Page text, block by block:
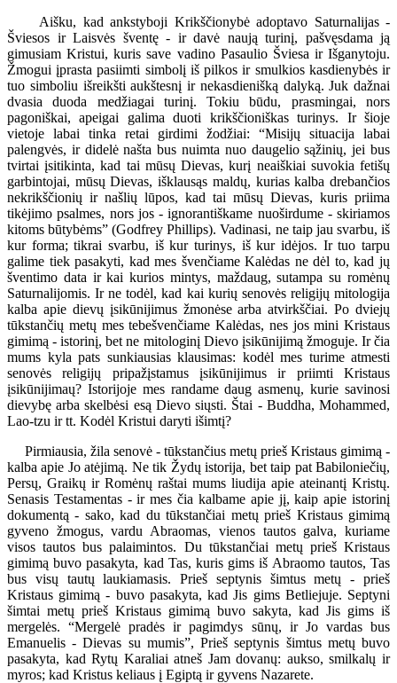
Aišku, kad ankstyboji Krikščionybė adoptavo Saturnalijas -
Šviesos ir Laisvės šventę - ir davė naują turinį, pašvęsdama ją
gimusiam Kristui, kuris save vadino Pasaulio Šviesa ir Išganytoju.
Žmogui įprasta pasiimti simbolį iš pilkos ir smulkios kasdienybės ir
tuo simboliu išreikšti aukštesnį ir nekasdienišką dalyką. Juk dažnai
dvasia duoda medžiagai turinį. Tokiu būdu, prasmingai, nors
pagoniškai, apeigai galima duoti krikščioniškas turinys. Ir šioje
vietoje labai tinka retai girdimi žodžiai: “Misijų situacija labai
palengvės, ir didelė našta bus nuimta nuo daugelio sąžinių, jei bus
tvirtai įsitikinta, kad tai mūsų Dievas, kurį neaiškiai suvokia fetišų
garbintojai, mūsų Dievas, išklausąs maldų, kurias kalba drebančios
nekrikščionių ir našlių lūpos, kad tai mūsų Dievas, kuris priima
tikėjimo psalmes, nors jos - ignorantiškame nuoširdume - skiriamos
kitoms būtybėms” (Godfrey Phillips). Vadinasi, ne taip jau svarbu, iš
kur forma; tikrai svarbu, iš kur turinys, iš kur idėjos. Ir tuo tarpu
galime tiek pasakyti, kad mes švenčiame Kalėdas ne dėl to, kad jų
šventimo data ir kai kurios mintys, maždaug, sutampa su romėnų
Saturnalijomis. Ir ne todėl, kad kai kurių senovės religijų mitologija
kalba apie dievų įsikūnijimus žmonėse arba atvirkščiai. Po dviejų
tūkstančių metų mes tebešvenčiame Kalėdas, nes jos mini Kristaus
gimimą - istorinį, bet ne mitologinį Dievo įsikūnijimą žmoguje. Ir čia
mums kyla pats sunkiausias klausimas: kodėl mes turime atmesti
senovės religijų pripažįstamus įsikūnijimus ir priimti Kristaus
įsikūnijimaų? Istorijoje mes randame daug asmenų, kurie savinosi
dievybę arba skelbėsi esą Dievo siųsti. Štai - Buddha, Mohammed,
Lao-tzu ir tt. Kodėl Kristui daryti išimtį?
Pirmiausia, žila senovė - tūkstančius metų prieš Kristaus gimimą -
kalba apie Jo atėjimą. Ne tik Žydų istorija, bet taip pat Babiloniečių,
Persų, Graikų ir Romėnų raštai mums liudija apie ateinantį Kristų.
Senasis Testamentas - ir mes čia kalbame apie jį, kaip apie istorinį
dokumentą - sako, kad du tūkstančiai metų prieš Kristaus gimimą
gyveno žmogus, vardu Abraomas, vienos tautos galva, kuriame
visos tautos bus palaimintos. Du tūkstančiai metų prieš Kristaus
gimimą buvo pasakyta, kad Tas, kuris gims iš Abraomo tautos, Tas
bus visų tautų laukiamasis. Prieš septynis šimtus metų - prieš
Kristaus gimimą - buvo pasakyta, kad Jis gims Betliejuje. Septyni
šimtai metų prieš Kristaus gimimą buvo sakyta, kad Jis gims iš
mergelės. “Mergelė pradės ir pagimdys sūnų, ir Jo vardas bus
Emanuelis - Dievas su mumis”, Prieš septynis šimtus metų buvo
pasakyta, kad Rytų Karaliai atneš Jam dovanų: aukso, smilkalų ir
myros; kad Kristus keliaus į Egiptą ir gyvens Nazarete.